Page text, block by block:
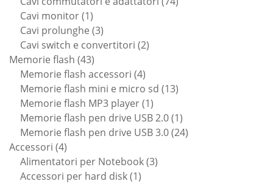
Cavi monitor 11
prodotto
Cavi prolunghe 33
prodotti
Cavi switch e convertitori 22
Memorie flash 4343
prodotti
Memorie flash accessori 44
prodotti
Memorie flash mini e micro sd 1313
Memorie flash MP3 player 11
prodotto
Memorie flash pen drive USB 2.0 11
prodotto
Memorie flash pen drive USB 3.0 2424
Accessori 44
prodotti
Alimentatori per Notebook 33
Accessori per hard disk 11